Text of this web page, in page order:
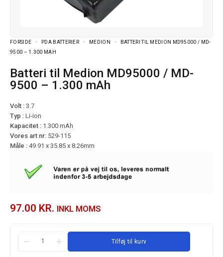
FORSIDE PDA BATTERIER MEDION
BATTERI TIL MEDION MD95000 / MD-
9500 – 1.300 MAH
Batteri til Medion MD95000 / MD-
9500 – 1.300 mAh
Volt : 3.7
Typ : Li-ion
Kapacitet : 1.300 mAh
Vores art nr: 529-115
Måle : 49.91 x 35.85 x 8.26mm
97.00 KR. INKL MOMS
Tilføj til kurv